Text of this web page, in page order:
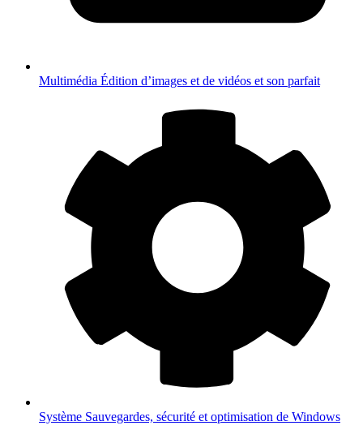
Multimédia Édition d’images et de vidéos et son parfait
Système Sauvegardes, sécurité et optimisation de Windows